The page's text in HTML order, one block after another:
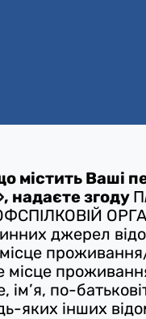
Ваші
надаєте згоду П
джерел
місце
ім’я, по-
яких інших